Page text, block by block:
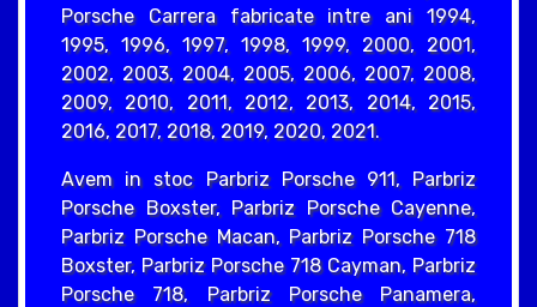
Porsche Carrera fabricate intre ani 1994,
1995, 1996, 1997, 1998, 1999, 2000, 2001,
2002, 2003, 2004, 2005, 2006, 2007, 2008,
2009, 2010, 2011, 2012, 2013, 2014, 2015,
2016, 2017, 2018, 2019, 2020, 2021.
Avem in stoc Parbriz Porsche 911, Parbriz
Porsche Boxster, Parbriz Porsche Cayenne,
Parbriz Porsche Macan, Parbriz Porsche 718
Boxster, Parbriz Porsche 718 Cayman, Parbriz
Porsche 718, Parbriz Porsche Panamera,